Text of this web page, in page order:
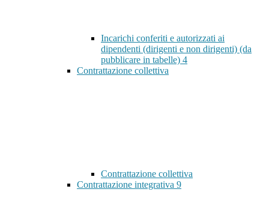
Incarichi conferiti e autorizzati ai
dipendenti (dirigenti e non dirigenti) (da
pubblicare in tabelle) 4
Contrattazione collettiva
Contrattazione collettiva
Contrattazione integrativa 9